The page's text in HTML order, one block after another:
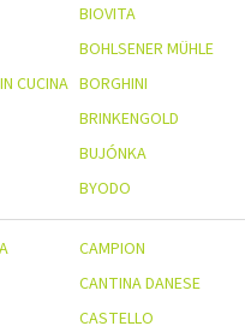
BIOVITA
BOHLSENER MÜHLE
CUCINA BORGHINI
BRINKENGOLD
BUJÓNKA
BYODO
CAMPION
CANTINA DANESE
CASTELLO